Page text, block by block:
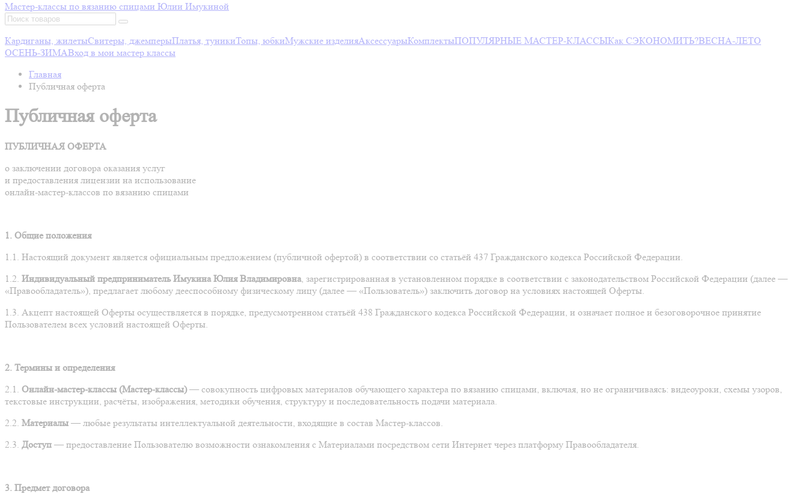
Мастер-классы по вязанию спицами Юлии Имукиной
Кардиганы, жилетыСвитеры, джемперыПлатья, туникиТопы, юбкиМужские изделияАксессуарыКомплектыПОПУЛЯРНЫЕ МАСТЕР-КЛАССЫКак СЭКОНОМИТЬ?ВЕСНА-ЛЕТО
ОСЕНЬ-ЗИМАВход в мои мастер классы
Главная
Публичная оферта
Публичная оферта
ПУБЛИЧНАЯ ОФЕРТА
о заключении договора оказания услуг
и предоставления лицензии на использование
онлайн-мастер-классов по вязанию спицами
1. Общие положения
1.1. Настоящий документ является официальным предложением (публичной офертой) в соответствии со статьёй 437 Гражданского кодекса Российской Федерации.
1.2. Индивидуальный предприниматель Имукина Юлия Владимировна, зарегистрированная в установленном порядке в соответствии с законодательством Российской Федерации (далее —
«Правообладатель»), предлагает любому дееспособному физическому лицу (далее — «Пользователь») заключить договор на условиях настоящей Оферты.
1.3. Акцепт настоящей Оферты осуществляется в порядке, предусмотренном статьёй 438 Гражданского кодекса Российской Федерации, и означает полное и безоговорочное принятие
Пользователем всех условий настоящей Оферты.
2. Термины и определения
2.1. Онлайн-мастер-классы (Мастер-классы) — совокупность цифровых материалов обучающего характера по вязанию спицами, включая, но не ограничиваясь: видеоуроки, схемы узоров,
текстовые инструкции, расчёты, изображения, методики обучения, структуру и последовательность подачи материала.
2.2. Материалы — любые результаты интеллектуальной деятельности, входящие в состав Мастер-классов.
2.3. Доступ — предоставление Пользователю возможности ознакомления с Материалами посредством сети Интернет через платформу Правообладателя.
3. Предмет договора